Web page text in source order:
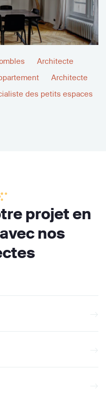
Architecte
Architecte
des petits espaces
projet en
nos